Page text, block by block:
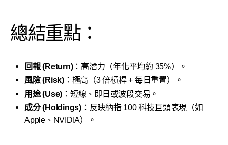
總結重點：
回報 (Return)：高潛力（年化平均約 35%）。
風險 (Risk)：極高（3 倍槓桿 + 每日重置）。
用途 (Use) ：短線、即日或波段交易。
成分 (Holdings)：反映納指 100 科技巨頭表現（如
Apple、NVIDIA）。